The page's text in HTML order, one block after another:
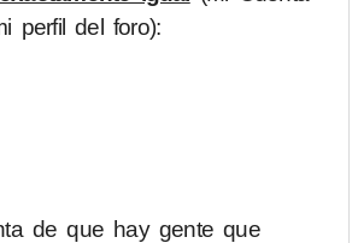
perfil del foro):
de que hay gente que